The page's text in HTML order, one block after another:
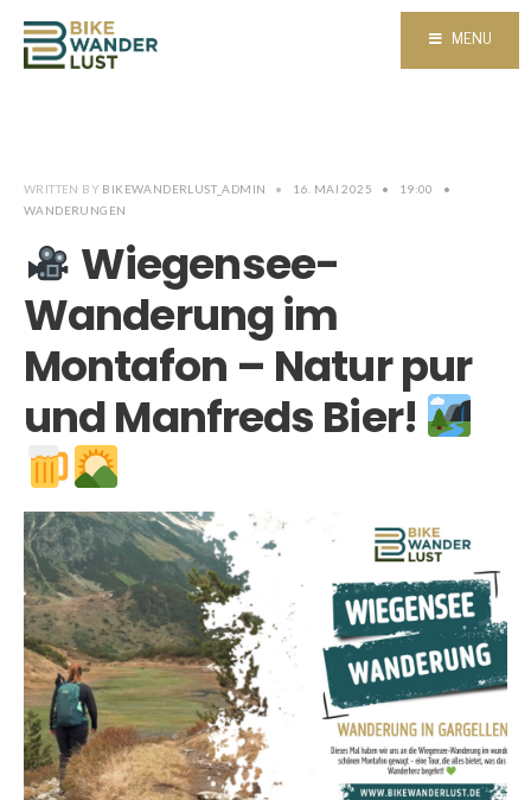
MENU
WRITTEN BY BIKEWANDERLUST_ADMIN • 16. MAI 2025 • 19:00
•
WANDERUNGEN
Wiegensee-
Wanderung im
Montafon – Natur pur
und Manfreds Bier!